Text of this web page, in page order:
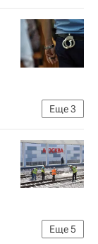
Министерство строительства и жилищно-коммунального хозяйства РФ (Минстрой России)
Еще3
Еще5